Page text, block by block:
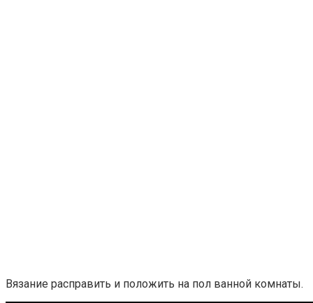
Вязание расправить и положить на пол ванной комнаты.